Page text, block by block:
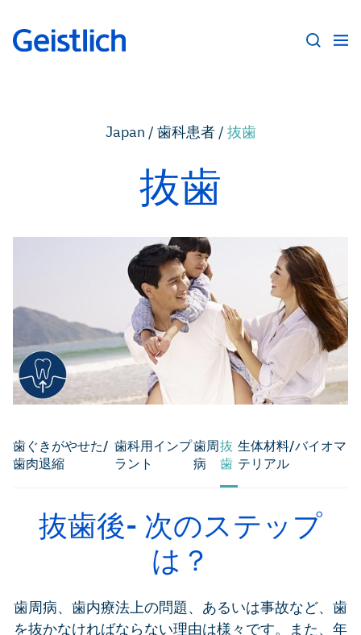
Japan / 歯科患者 / 抜歯
抜歯
歯ぐきがやせた/
歯肉退縮
歯科用インプ
ラント
歯周
病
抜
歯
生体材料/バイオマ
テリアル
抜歯後- 次のステップ
は？
歯周病、歯内療法上の問題、あるいは事故など、歯
を抜かなければならない理由は様々です。また、年